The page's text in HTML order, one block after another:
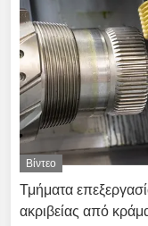
Βίντεο
Τμήματα
ακριβείας από